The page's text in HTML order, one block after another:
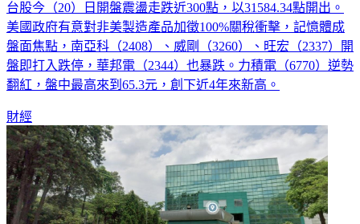
台股今（20）日開盤震盪走跌近300點，以31584.34點開出。
美國政府有意對非美製造產品加徵100%關稅衝擊，記憶體成
盤面焦點，南亞科（2408）、威剛（3260）、旺宏（2337）開
盤即打入跌停，華邦電（2344）也暴跌。力積電（6770）逆勢
翻紅，盤中最高來到65.3元，創下近4年來新高。
財經